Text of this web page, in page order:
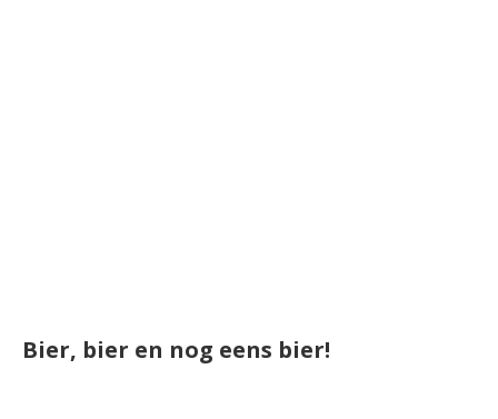
Bier, bier en nog eens bier!